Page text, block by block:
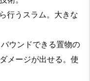
行うスラム。大きな
ウンドできる置物の
メージが出せる。使